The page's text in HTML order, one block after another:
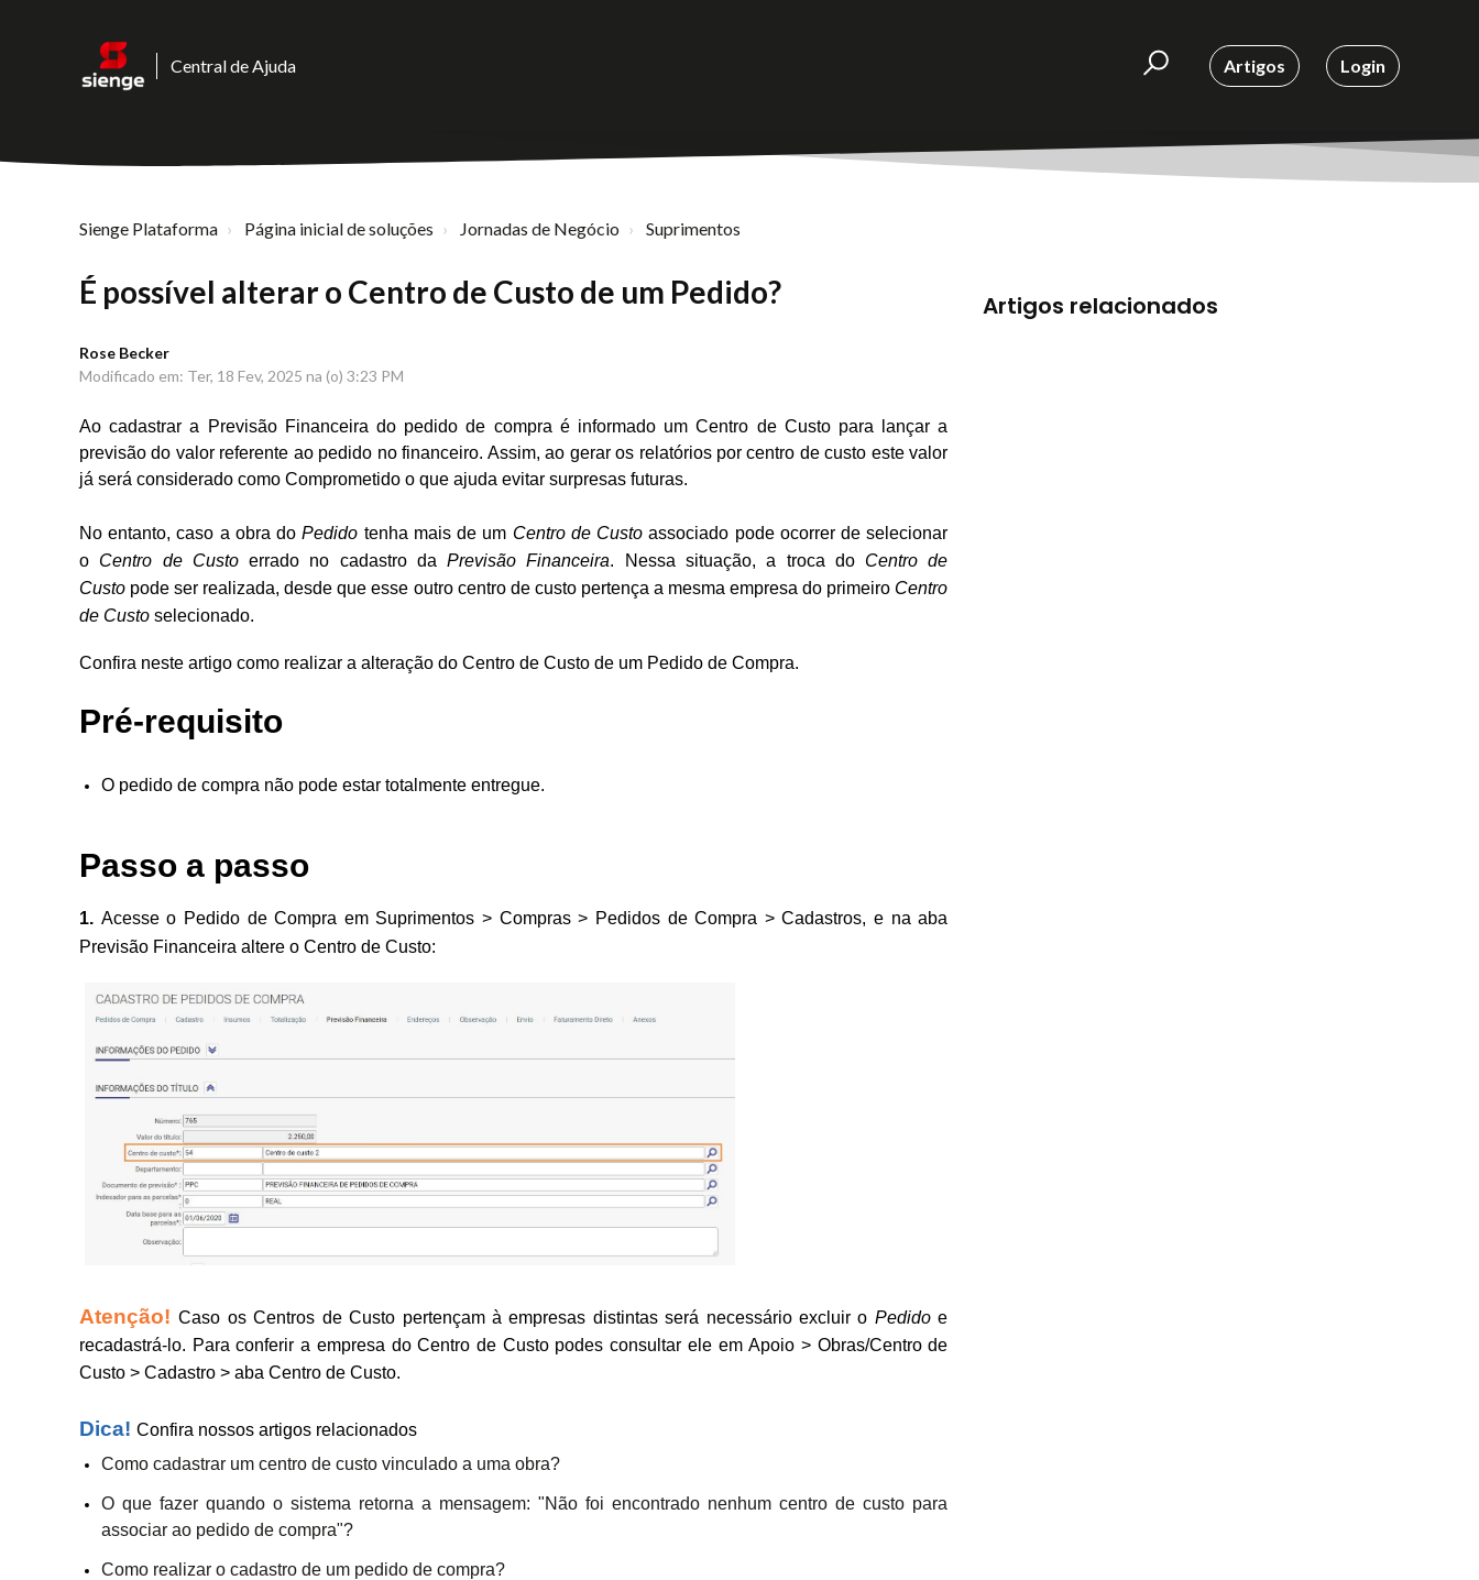
Central de Ajuda Artigos Login
Sienge Plataforma Página inicial de soluções Jornadas de Negócio Suprimentos
É possível alterar o Centro de Custo de um Pedido?
Rose Becker
Modificado em: Ter, 18 Fev, 2025 na (o) 3:23 PM
Ao cadastrar a Previsão Financeira do pedido de compra é informado um Centro de Custo para lançar a
previsão do valor referente ao pedido no financeiro. Assim, ao gerar os relatórios por centro de custo este valor
já será considerado como Comprometido o que ajuda evitar surpresas futuras.
No entanto, caso a obra doPedido tenha mais de um Centro de Custo associado pode ocorrer de selecionar
o Centro de Custoerrado no cadastro daPrevisão Financeira. Nessa situação, a troca do Centro de
Custo pode ser realizada, desde que esse outro centro de custo pertença a mesma empresa do primeiro Centro
de Custo selecionado.
Confira neste artigo como realizar a alteração do Centro de Custo de um Pedido de Compra.
Pré-requisito
O pedido de compra não pode estar totalmente entregue.
Passo a passo
1. Acesse o Pedido de Compra em Suprimentos > Compras > Pedidos de Compra > Cadastros, e na aba
Previsão Financeira altere o Centro de Custo:
Atenção!Caso os Centros de Custo pertençam à empresas distintasserá necessário excluir o Pedidoe
recadastrá-lo. Para conferir a empresa do Centro de Custo podes consultar ele em Apoio > Obras/Centro de
Custo > Cadastro > aba Centro de Custo.
Dica! Confira nossos artigos relacionados
Como cadastrar um centro de custo vinculado a uma obra?
O que fazer quando o sistema retorna a mensagem: "Não foi encontrado nenhum centro de custo para
associar ao pedido de compra"?
Como realizar o cadastro de um pedido de compra?
Artigos relacionados